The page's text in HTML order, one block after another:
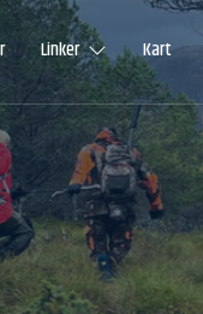
Linker Kart